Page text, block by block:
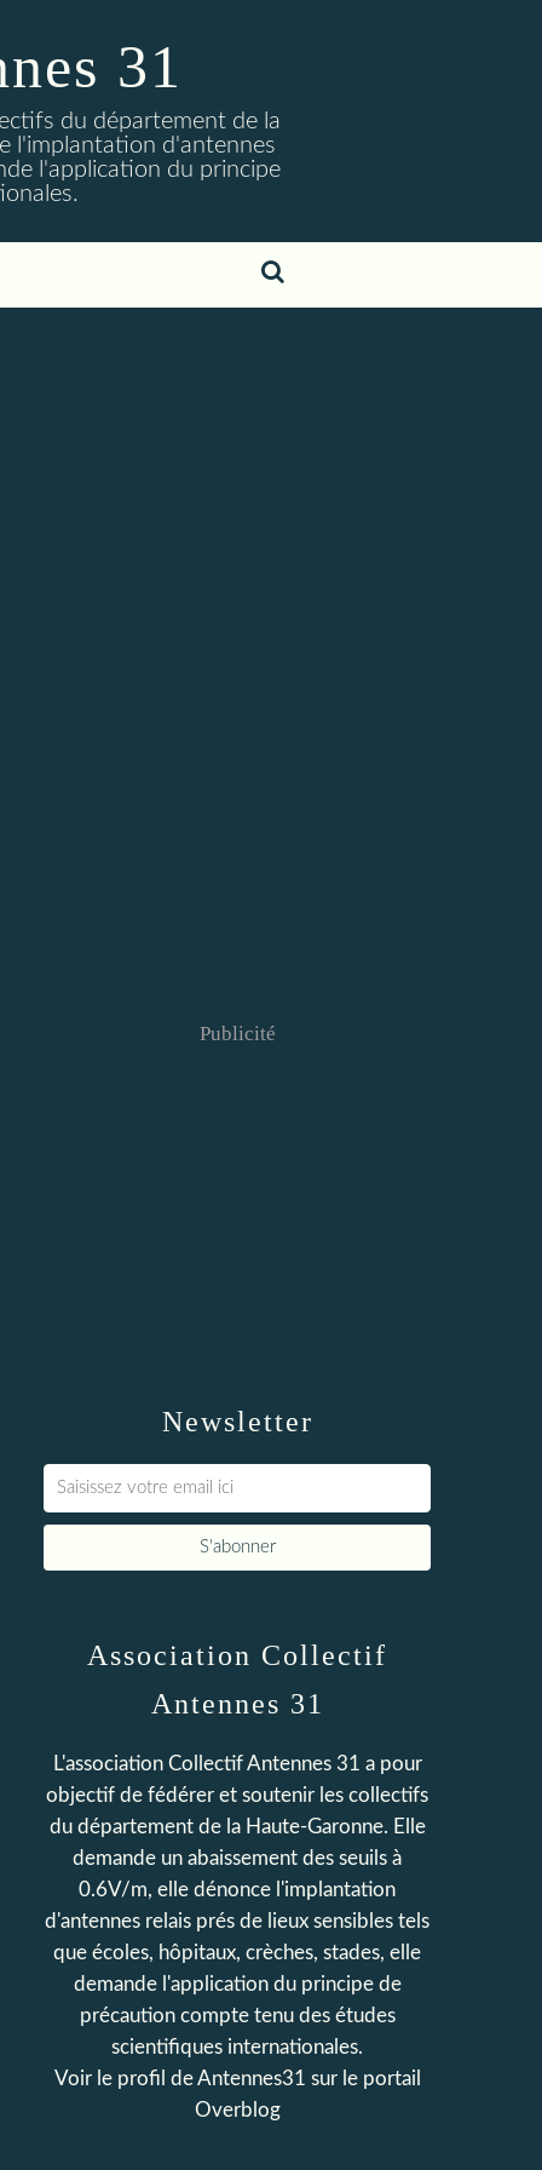
31
du département de la
l'implantation d'antennes
l'application du principe
Newsletter
Publicité
Association Collectif
Antennes 31
L'association Collectif Antennes 31 a pour
objectif de fédérer et soutenir les collectifs
du département de la Haute-Garonne. Elle
demande un abaissement des seuils à
0.6V/m, elle dénonce l'implantation
d'antennes relais prés de lieux sensibles tels
que écoles, hôpitaux, crèches, stades, elle
demande l'application du principe de
précaution compte tenu des études
scientifiques internationales.
Voir le profil deAntennes31 sur le portail
Overblog